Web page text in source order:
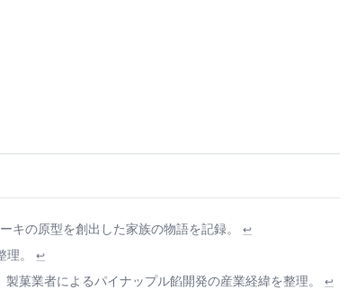
の原型を創出した家族の物語を記録。 ↩
。 ↩
菓業者によるパイナップル餡開発の産業経緯を整理。 ↩